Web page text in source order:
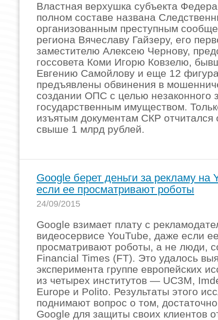
Властная верхушка субъекта
полном составе названа
организованным преступным
региона Вячеславу Гайзеру, его
заместителю Алексею Чернову,
госсовета Коми Игорю Ковзелю,
Евгению Самойлову и еще 12
предъявлены обвинения в
создании ОПС с целью незаконного
государственным имуществом.
изъятым документам СКР
свыше 1 млрд рублей.
Google берет деньги за рекламу на
если ее просматривают роботы
24/09/2015
Google взимает плату с
видеосервисе YouTube, даже если
просматривают роботы, а не люди,
Financial Times (FT). Это удалось
эксперимента группе европейских
из четырех институтов — UC3M,
Europe и Polito. Результаты этого
поднимают вопрос о том,
Google для защиты своих клиентов